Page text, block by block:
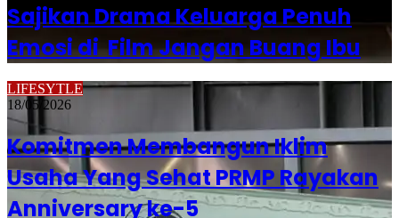
Sajikan Drama Keluarga Penuh
Emosi di Film Jangan Buang Ibu
LIFESYTLE
18/05/2026
Komitmen Membangun Iklim
Usaha Yang Sehat PRMP Rayakan
Anniversary ke-5